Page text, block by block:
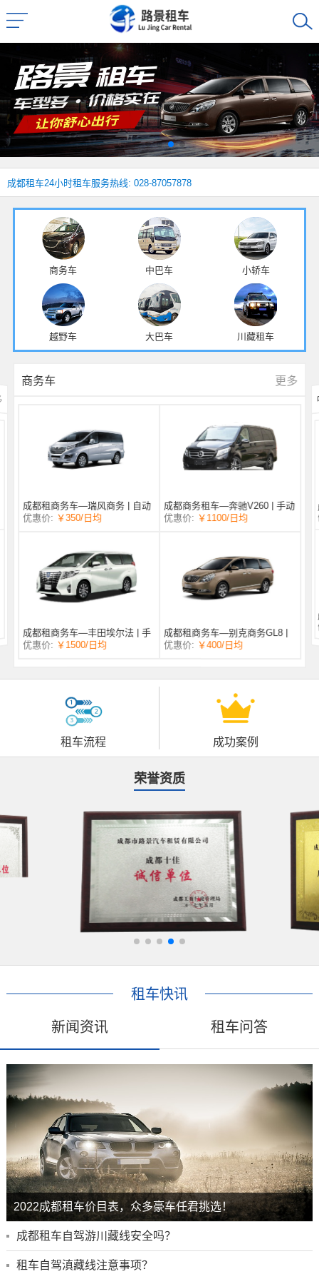
成都租车24小时租车服务热线: 028-87057878
商务车 中巴车 小轿车
越野车 大巴车 川藏租车
商务车 更多
成都租商务车—瑞风商务 | 自动
挡 | 7座
优惠价: ￥350/日均
成都商务租车—奔驰V260 | 手动
挡 |
优惠价: ￥1100/日均
成都租商务车—丰田埃尔法 | 手
自一体 |
优惠价: ￥1500/日均
成都租商务车—别克商务GL8 |
自动挡 | 7座
优惠价: ￥400/日均
租车流程 成功案例
荣誉资质
租车快讯
新闻资讯 租车问答
2022成都租车价目表，众多豪车任君挑选！
成都租车自驾游川藏线安全吗？
租车自驾滇藏线注意事项？